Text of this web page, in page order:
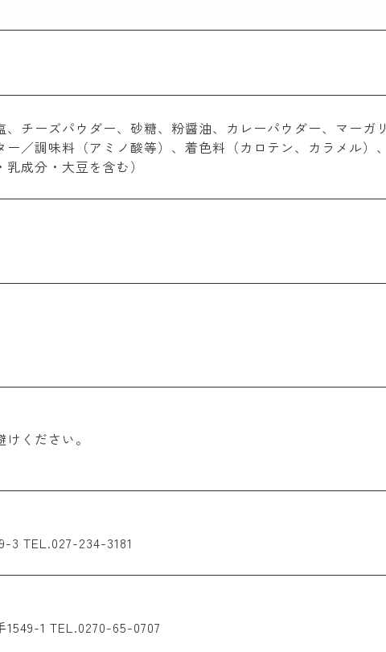
、チーズパウダー、砂糖、粉醤油、カレーパウダー、マーガ
ー／調味料（アミノ酸等）、着色料（カロテン、カラメル）
成分・大豆を含む）
ください。
3 TEL.027-234-3181
1 TEL.0270-65-0707